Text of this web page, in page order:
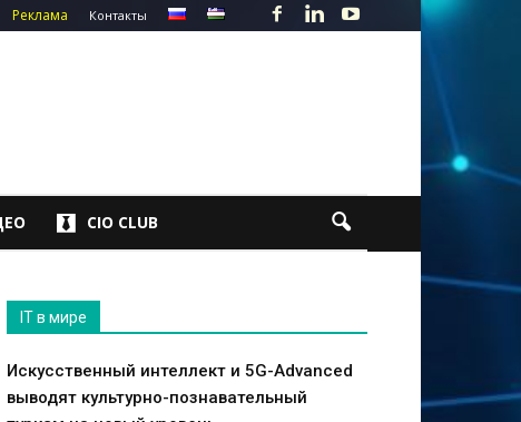
Реклама Контакты
CIO CLUB
IT в мире
Искусственный интеллект и 5G-Advanced
выводят культурно-познавательный